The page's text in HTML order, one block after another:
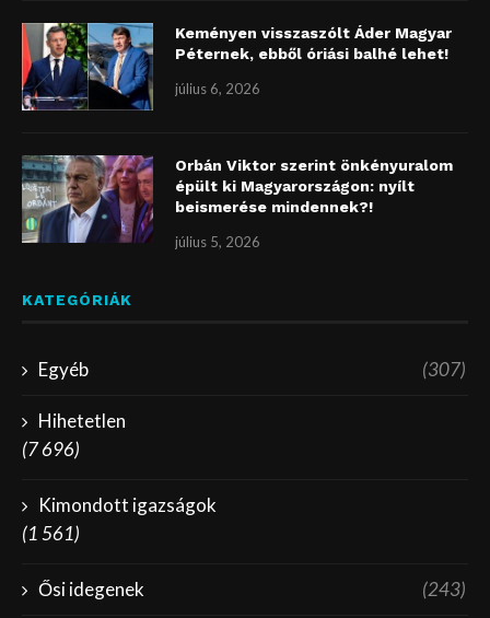
Keményen visszaszólt Áder Magyar
Péternek, ebből óriási balhé lehet!
július 6, 2026
Orbán Viktor szerint önkényuralom
épült ki Magyarországon: nyílt
beismerése mindennek?!
július 5, 2026
KATEGÓRIÁK
Egyéb (307)
Hihetetlen
(7 696)
Kimondott igazságok
(1 561)
Ősi idegenek (243)